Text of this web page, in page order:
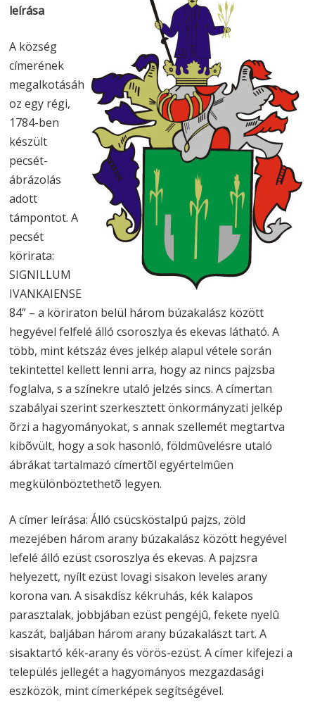
leírása
A község
címerének
megalkotásáh
oz egy régi,
1784-ben
készült
pecsét-
ábrázolás
adott
támpontot. A
pecsét
körirata:
SIGNILLUM
IVANKAIENSE
84” – a köriraton belül három búzakalász között
hegyével felfelé álló csoroszlya és ekevas látható. A
több, mint kétszáz éves jelkép alapul vétele során
tekintettel kellett lenni arra, hogy az nincs pajzsba
foglalva, s a színekre utaló jelzés sincs. A címertan
szabályai szerint szerkesztett önkormányzati jelkép
õrzi a hagyományokat, s annak szellemét megtartva
kibõvült, hogy a sok hasonló, földmûvelésre utaló
ábrákat tartalmazó címertõl egyértelmûen
megkülönböztethetõ legyen.
A címer leírása: Álló csücsköstalpú pajzs, zöld
mezejében három arany búzakalász között hegyével
lefelé álló ezüst csoroszlya és ekevas. A pajzsra
helyezett, nyílt ezüst lovagi sisakon leveles arany
korona van. A sisakdísz kékruhás, kék kalapos
parasztalak, jobbjában ezüst pengéjû, fekete nyelû
kaszát, baljában három arany búzakalászt tart. A
sisaktartó kék-arany és vörös-ezüst. A címer kifejezi a
település jellegét a hagyományos mezgazdasági
eszközök, mint címerképek segítségével.